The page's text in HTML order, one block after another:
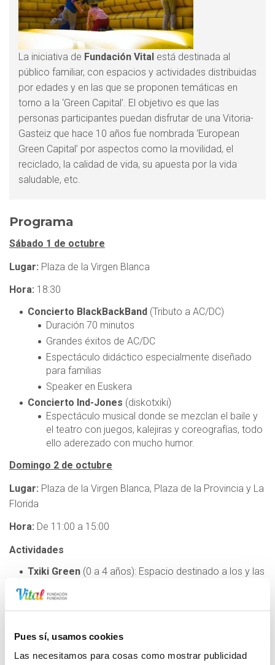
Pues sí, usamos cookies
Las necesitamos para cosas como mostrar publicidad
La iniciativa de Fundación Vital está destinada al
público familiar, con espacios y actividades distribuidas
por edades y en las que se proponen temáticas en
torno a la ‘Green Capital’. El objetivo es que las
personas participantes puedan disfrutar de una Vitoria-
Gasteiz que hace 10 años fue nombrada ‘European
Green Capital’ por aspectos como la movilidad, el
reciclado, la calidad de vida, su apuesta por la vida
saludable, etc.
Programa
Sábado 1 de octubre
Lugar: Plaza de la Virgen Blanca
Hora: 18:30
Concierto BlackBackBand (Tributo a AC/DC)
Duración 70 minutos
Grandes éxitos de AC/DC
Espectáculo didáctico especialmente diseñado
para familias
Speaker en Euskera
Concierto Ind-Jones (diskotxiki)
Espectáculo musical donde se mezclan el baile y
el teatro con juegos, kalejiras y coreografías, todo
ello aderezado con mucho humor.
Domingo 2 de octubre
Lugar: Plaza de la Virgen Blanca, Plaza de la Provincia y La
Florida
Hora: De 11:00 a 15:00
Actividades
Txiki Green (0 a 4 años): Espacio destinado a los y las
torno a la psicomotricidad, dibujos, juegos de
construcción grandes... El espacio estará dinamizado
Peluquería loca y maquillaje
para disfrutar en familia, en la que profesionales del